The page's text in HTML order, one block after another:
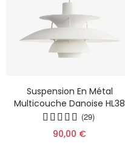
Suspension En Métal
Multicouche Danoise HL38
(29)
90,00 €